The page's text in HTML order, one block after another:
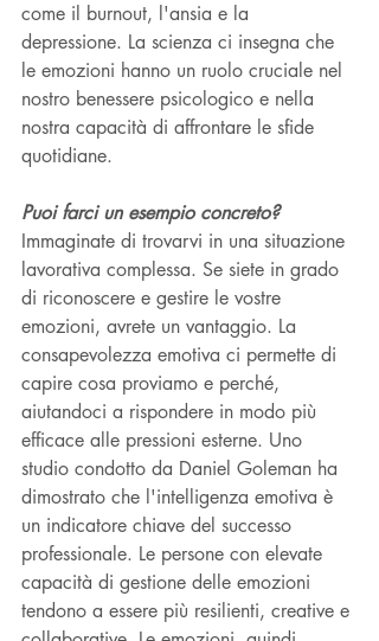
come il burnout, l'ansia e la
depressione. La scienza ci insegna che
le emozioni hanno un ruolo cruciale nel
nostro benessere psicologico e nella
nostra capacità di affrontare le sfide
quotidiane.
Puoi farci un esempio concreto?
Immaginate di trovarvi in una situazione
lavorativa complessa. Se siete in grado
di riconoscere e gestire le vostre
emozioni, avrete un vantaggio. La
consapevolezza emotiva ci permette di
capire cosa proviamo e perché,
aiutandoci a rispondere in modo più
efficace alle pressioni esterne. Uno
studio condotto da Daniel Goleman ha
dimostrato che l'intelligenza emotiva è
un indicatore chiave del successo
professionale. Le persone con elevate
capacità di gestione delle emozioni
tendono a essere più resilienti, creative e